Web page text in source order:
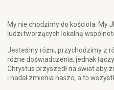
My nie chodzimy do kościoła. My
ludzi tworzących lokalną
Jesteśmy różni, przychodzimy z
różne doświadczenia, jednak
Chrystus przyszedł na świat aby
i nadal zmienia nasze, a to